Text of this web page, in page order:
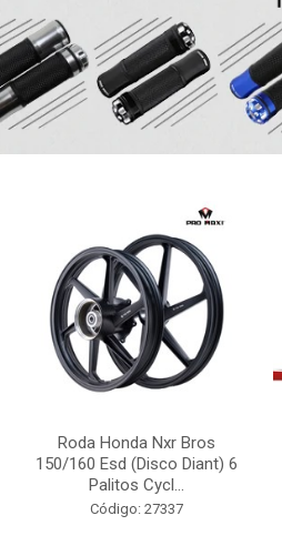
Roda Honda Nxr Bros
150/160 Esd (Disco Diant) 6
Palitos Cycl...
Código: 27337